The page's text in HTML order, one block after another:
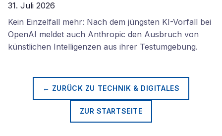
31. Juli 2026
Kein Einzelfall mehr: Nach dem jüngsten KI-Vorfall bei
OpenAI meldet auch Anthropic den Ausbruch von
künstlichen Intelligenzen aus ihrer Testumgebung.
← ZURÜCK ZU TECHNIK & DIGITALES
ZUR STARTSEITE